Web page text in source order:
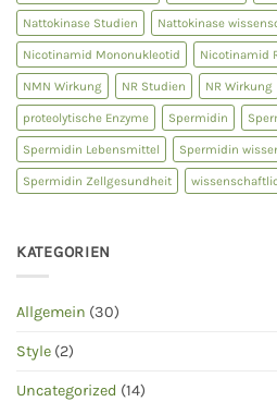
Nattokinase Studien Nattokinase
Nicotinamid Mononukleotid Nicotinamid
NMN Wirkung NR Studien NR Wirkung
proteolytische Enzyme Spermidin
Spermidin Lebensmittel Spermidin
Spermidin Zellgesundheit
KATEGORIEN
Allgemein (30)
Style (2)
Uncategorized (14)